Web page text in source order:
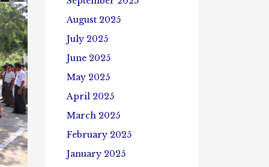
August 2025
July 2025
June 2025
May 2025
April 2025
March 2025
February 2025
January 2025